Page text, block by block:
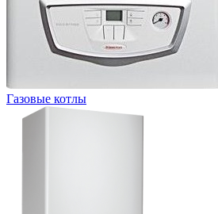
Газовые котлы